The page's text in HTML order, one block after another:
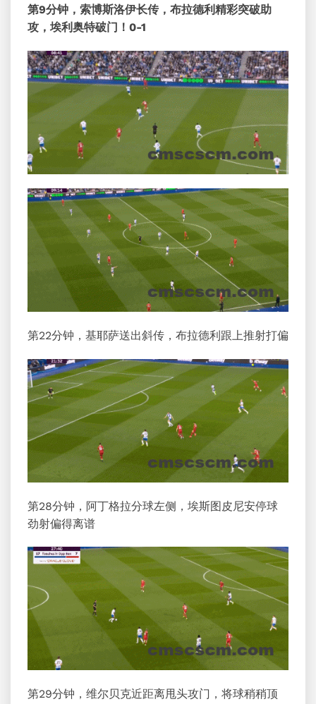
第9分钟，索博斯洛伊长传，布拉德利精彩突破助
攻，埃利奥特破门！0-1
第22分钟，基耶萨送出斜传，布拉德利跟上推射打偏
第28分钟，阿丁格拉分球左侧，埃斯图皮尼安停球
劲射偏得离谱
第29分钟，维尔贝克近距离甩头攻门，将球稍稍顶